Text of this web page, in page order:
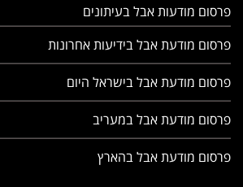
פרסום מודעות אבל בעיתונים
פרסום מודעת אבל בידיעות אחרונות
פרסום מודעת אבל בישראל היום
פרסום מודעת אבל במעריב
פרסום מודעת אבל בהארץ